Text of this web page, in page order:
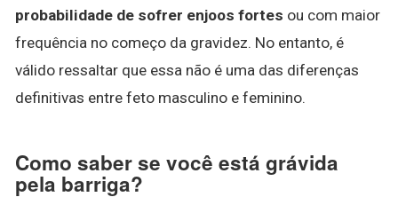
probabilidade de sofrer enjoos fortes ou com maior
frequência no começo da gravidez. No entanto, é
válido ressaltar que essa não é uma das diferenças
definitivas entre feto masculino e feminino.
Como saber se você está grávida
pela barriga?